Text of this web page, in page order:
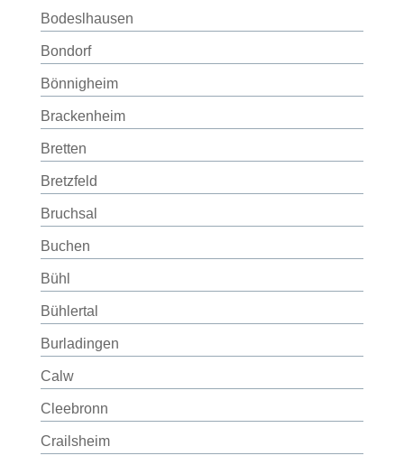
Bodeslhausen
Bondorf
Bönnigheim
Brackenheim
Bretten
Bretzfeld
Bruchsal
Buchen
Bühl
Bühlertal
Burladingen
Calw
Cleebronn
Crailsheim